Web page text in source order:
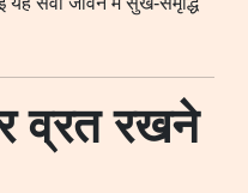
व्रत रखने